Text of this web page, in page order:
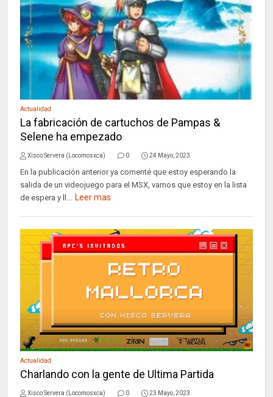
Actualidad
La fabricación de cartuchos de Pampas &
Selene ha empezado
Xisco Servera (Locomosxca) 0 24 Mayo, 2023
En la publicación anterior ya comenté que estoy esperando la
salida de un videojuego para el MSX, vamos que estoy en la lista
de espera y ll...
Leer mas
Actualidad
Charlando con la gente de Ultima Partida
Xisco Servera (Locomosxca) 0 23 Mayo, 2023